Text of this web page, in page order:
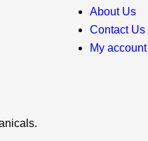
About Us
Contact Us
My account